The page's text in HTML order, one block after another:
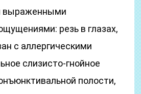
выраженными
резь в глазах,
с аллергическими
слизисто-гнойное
полости,